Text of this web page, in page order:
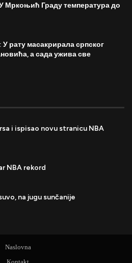
Мркоњић Граду температура до
масакрирала српског
а сада ужива све
i ispisao novu stranicu NBA
NBA rekord
na jugu sunčanije
Naslovna